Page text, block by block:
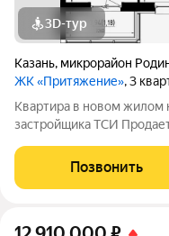
3D-тур
Казань, микрорайон
ЖК «Притяжение», 3
Квартира в новом жилом
застройщика ТСИ
дома. О КОМПЛЕКСЕ ЖК
эстетика в каждом
Позвонить